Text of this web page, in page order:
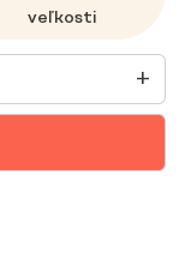
veľkosti
+